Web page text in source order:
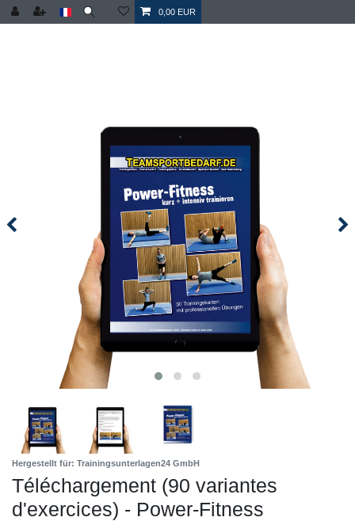
0,00 EUR
Hergestellt für: Trainingsunterlagen24 GmbH
Téléchargement (90 variantes
d'exercices) - Power-Fitness